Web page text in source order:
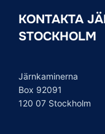
KONTAKTA
STOCKHOLM
Järnkaminerna
Box 92091
120 07 Stockholm